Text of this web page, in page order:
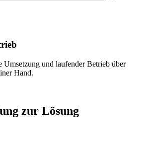
Umsetzung und laufender Betrieb über
Hand.
zur Lösung